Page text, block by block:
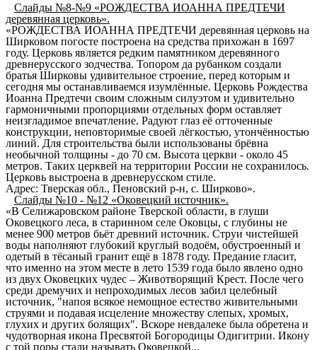
Слайды №8-№9 «РОЖДЕСТВА ИОАННА ПРЕДТЕЧИ
деревянная церковь».
«РОЖДЕСТВА ИОАННА ПРЕДТЕЧИ деревянная церковь на
Ширковом погосте построена на средства прихожан в 1697
году. Церковь является редким памятником деревянного
древнерусского зодчества. Топором да рубанком создали
братья Ширковы удивительное строение, перед которым и
сегодня мы останавливаемся изумлённые. Церковь Рождества
Иоанна Предтечи своим сложным силуэтом и удивительно
гармоничными пропорциями отдельных форм оставляет
неизгладимое впечатление. Радуют глаз её отточенные
конструкции, неповторимые своей лёгкостью, утончённостью
линий. Для строительства были использованы брёвна
необычной толщины - до 70 см. Высота церкви - около 45
метров. Таких церквей на территории России не сохранилось.
Церковь выстроена в древнерусском стиле.
Адрес: Тверская обл., Пеновский р-н, с. Ширково».
Слайды №10 - №12 «Оковецкий источник».
«В Селижаровском районе Тверской области, в глуши
Оковецкого леса, в старинном селе Оковцы, с глубины не
менее 900 метров бьёт древний источник. Струи чистейшей
воды наполняют глубокий круглый водоём, обустроенный и
одетый в тёсаный гранит ещё в 1878 году. Предание гласит,
что именно на этом месте в лето 1539 года было явлено одно
из двух Оковецких чудес – Животворящий Крест. После чего
среди дремучих и непроходимых лесов забил целебный
источник, "напоя всякое немощное естество живительными
струями и подавая исцеление множеству слепых, хромых,
глухих и других болящих". Вскоре невдалеке была обретена и
чудотворная икона Пресвятой Богородицы Одигитрии. Икону
с той поры стали называть Оковецкой...